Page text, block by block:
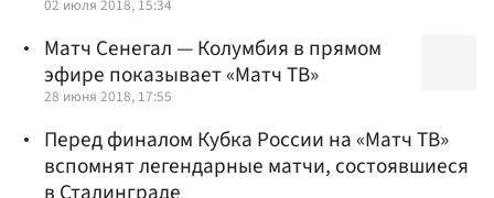
02 июля 2018, 15:34
Матч Сенегал — Колумбия в прямом
эфире показывает «Матч ТВ»
28 июня 2018, 17:55
Перед финалом Кубка России на «Матч ТВ»
вспомнят легендарные матчи, состоявшиеся